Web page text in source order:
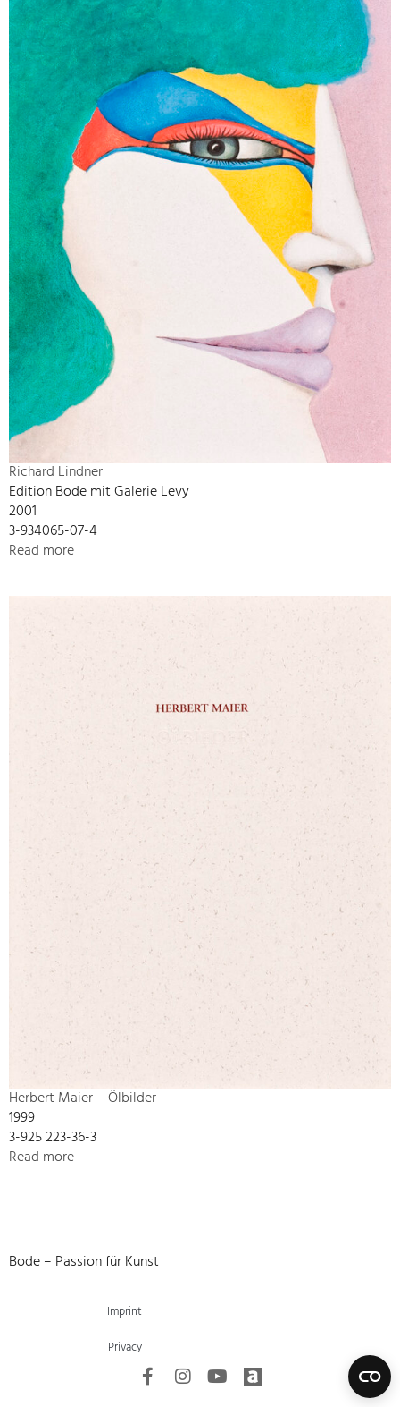
Richard Lindner
Edition Bode mit Galerie Levy
2001
3-934065-07-4
Read more
Herbert Maier – Ölbilder
1999
3-925 223-36-3
Read more
Bode – Passion für Kunst
Imprint
Privacy